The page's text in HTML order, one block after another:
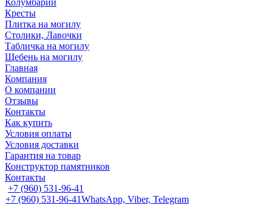
Колумбарий
Кресты
Плитка на могилу
Столики, Лавочки
Табличка на могилу
Щебень на могилу
Главная
Компания
О компании
Отзывы
Контакты
Как купить
Условия оплаты
Условия доставки
Гарантия на товар
Конструктор памятников
Контакты
+7 (960) 531-96-41
+7 (960) 531-96-41WhatsApp, Viber, Telegram